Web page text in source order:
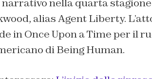
nella quarta stagione
alias Agent Liberty.
inOnce Upon a Timeper il
diBeing Human.